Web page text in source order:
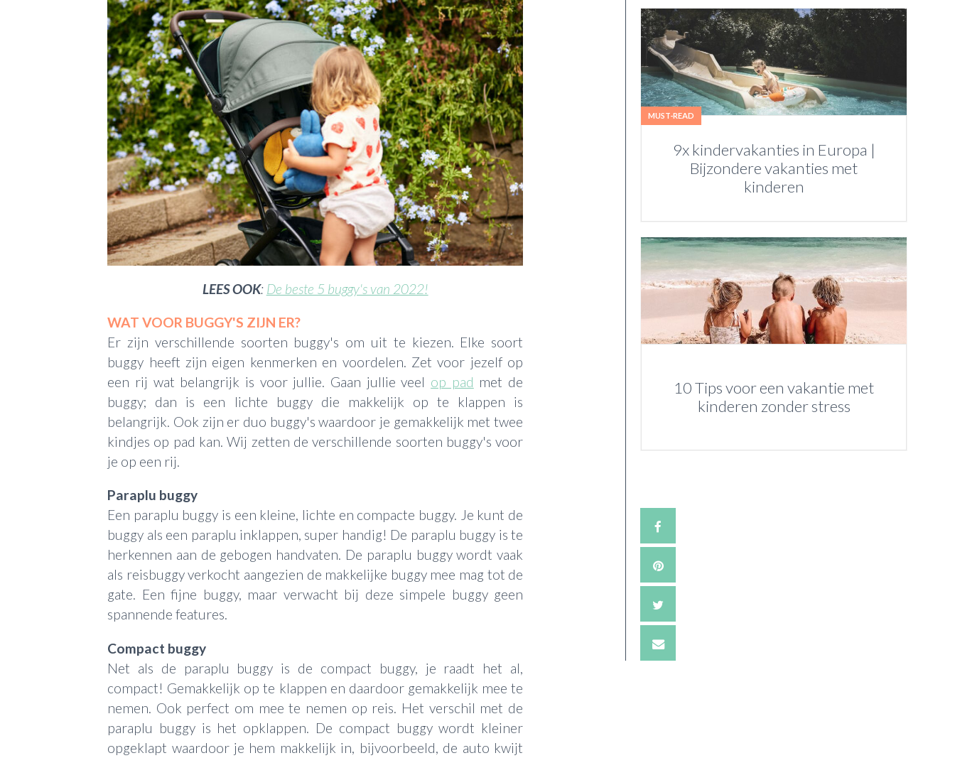
LEES OOK: De beste 5 buggy's van 2022!
WAT VOOR BUGGY'S ZIJN ER?
Er zijn verschillende soorten buggy's om uit te kiezen. Elke soort
buggy heeft zijn eigen kenmerken en voordelen. Zet voor jezelf op
een rij wat belangrijk is voor jullie. Gaan jullie veel op pad met de
buggy; dan is een lichte buggy die makkelijk op te klappen is
belangrijk. Ook zijn er duo buggy's waardoor je gemakkelijk met twee
kindjes op pad kan. Wij zetten de verschillende soorten buggy's voor
je op een rij.
Paraplu buggy
Een paraplu buggy is een kleine, lichte en compacte buggy. Je kunt de
buggy als een paraplu inklappen, super handig! De paraplu buggy is te
herkennen aan de gebogen handvaten. De paraplu buggy wordt vaak
als reisbuggy verkocht aangezien de makkelijke buggy mee mag tot de
gate. Een fijne buggy, maar verwacht bij deze simpele buggy geen
spannende features.
Compact buggy
Net als de paraplu buggy is de compact buggy, je raadt het al,
compact! Gemakkelijk op te klappen en daardoor gemakkelijk mee te
nemen. Ook perfect om mee te nemen op reis. Het verschil met de
paraplu buggy is het opklappen. De compact buggy wordt kleiner
opgeklapt waardoor je hem makkelijk in, bijvoorbeeld, de auto kwijt
MUST-READ
9x kindervakanties in Europa |
Bijzondere vakanties met
kinderen
10 Tips voor een vakantie met
kinderen zonder stress